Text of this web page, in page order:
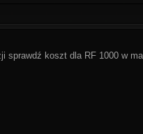
sprawdź koszt dla RF 1000 w